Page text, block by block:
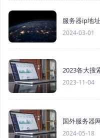
服务器ip地
2024-03-01
2023各大搜
2023-11-04
国外服务器
2024-05-18